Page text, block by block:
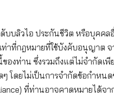
หาในเว็บไซต์นี้ ของ เคดั
าวทั้งสิ้น และไม่รับรองห
ประกันหรือให้การรับรอ
นี้หรือเซิร์ฟเวอร์ที่ทำให้